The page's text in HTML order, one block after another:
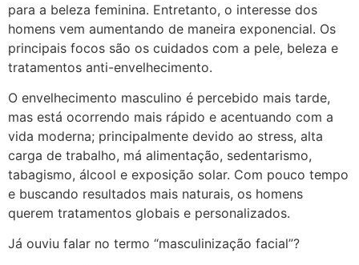
para a beleza feminina. Entretanto, o interesse dos
homens vem aumentando de maneira exponencial. Os
principais focos são os cuidados com a pele, beleza e
tratamentos anti-envelhecimento.
O envelhecimento masculino é percebido mais tarde,
mas está ocorrendo mais rápido e acentuando com a
vida moderna; principalmente devido ao stress, alta
carga de trabalho, má alimentação, sedentarismo,
tabagismo, álcool e exposição solar. Com pouco tempo
e buscando resultados mais naturais, os homens
querem tratamentos globais e personalizados.
Já ouviu falar no termo “masculinização facial”?